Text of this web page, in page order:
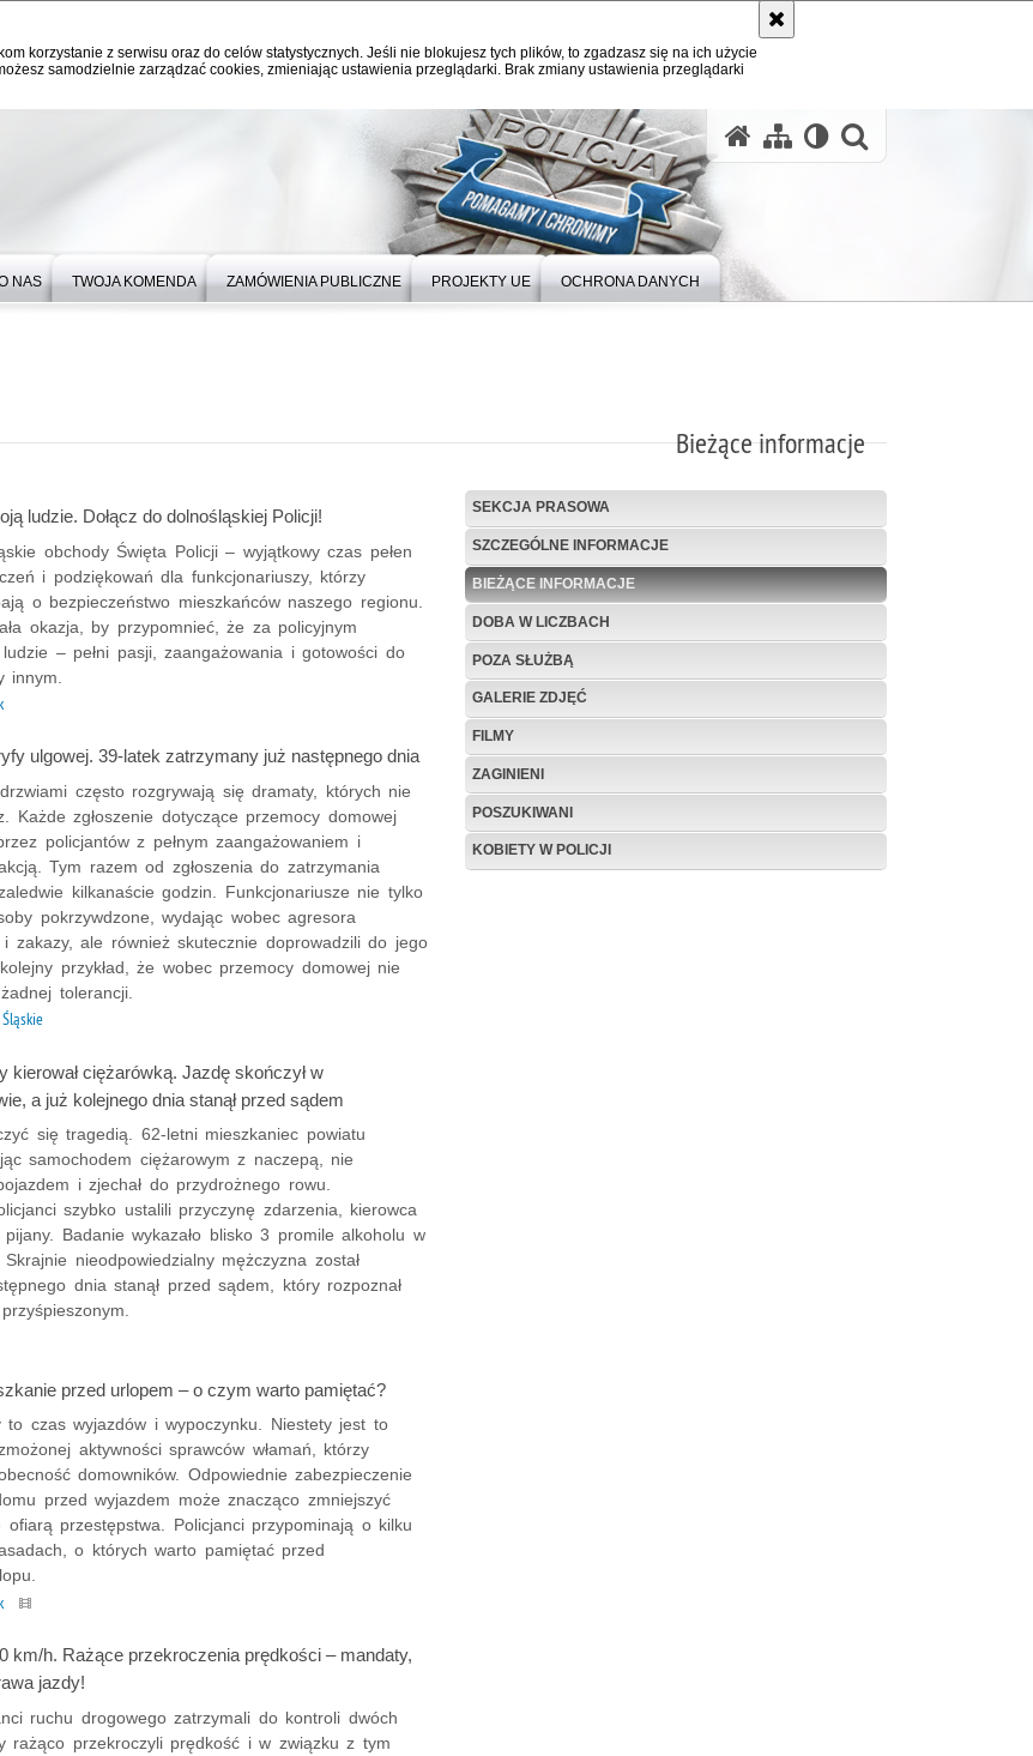
korzystanie z serwisu oraz do celów statystycznych. Jeśli nie blokujesz tych plików, to zgadzasz się na ich użycie
samodzielnie zarządzać cookies, zmieniając ustawienia przeglądarki. Brak zmiany ustawienia przeglądarki
NAS TWOJA KOMENDA ZAMÓWIENIA PUBLICZNE PROJEKTY UE OCHRONA DANYCH
Bieżące informacje
ludzie. Dołącz do dolnośląskiej Policji!
obchody Święta Policji – wyjątkowy czas pełen
i podziękowań dla funkcjonariuszy, którzy
o bezpieczeństwo mieszkańców naszego regionu.
okazja, by przypomnieć, że za policyjnym
– pełni pasji, zaangażowania i gotowości do
innym.
ulgowej. 39-latek zatrzymany już następnego dnia
często rozgrywają się dramaty, których nie
Każde zgłoszenie dotyczące przemocy domowej
policjantów z pełnym zaangażowaniem i
Tym razem od zgłoszenia do zatrzymania
kilkanaście godzin. Funkcjonariusze nie tylko
pokrzywdzone, wydając wobec agresora
i zakazy, ale również skutecznie doprowadzili do jego
przykład, że wobec przemocy domowej nie
tolerancji.
kierował ciężarówką. Jazdę skończył w
a już kolejnego dnia stanął przed sądem
się tragedią. 62-letni mieszkaniec powiatu
samochodem ciężarowym z naczepą, nie
i zjechał do przydrożnego rowu.
szybko ustalili przyczynę zdarzenia, kierowca
Badanie wykazało blisko 3 promile alkoholu w
nieodpowiedzialny mężczyzna został
dnia stanął przed sądem, który rozpoznał
przed urlopem – o czym warto pamiętać?
to czas wyjazdów i wypoczynku. Niestety jest to
aktywności sprawców włamań, którzy
domowników. Odpowiednie zabezpieczenie
przed wyjazdem może znacząco zmniejszyć
ofiarą przestępstwa. Policjanci przypominają o kilku
o których warto pamiętać przed
km/h. Rażące przekroczenia prędkości – mandaty,
jazdy!
ruchu drogowego zatrzymali do kontroli dwóch
rażąco przekroczyli prędkość i w związku z tym
SEKCJA PRASOWA
SZCZEGÓLNE INFORMACJE
BIEŻĄCE INFORMACJE
DOBA W LICZBACH
POZA SŁUŻBĄ
GALERIE ZDJĘĆ
FILMY
ZAGINIENI
POSZUKIWANI
KOBIETY W POLICJI